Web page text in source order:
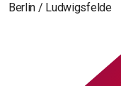
Berlin / Ludwigsfelde